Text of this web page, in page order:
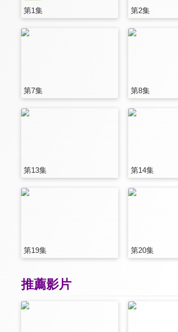
第1集 第2集
第7集 第8集
第13集 第14集
第19集 第20集
推薦影片